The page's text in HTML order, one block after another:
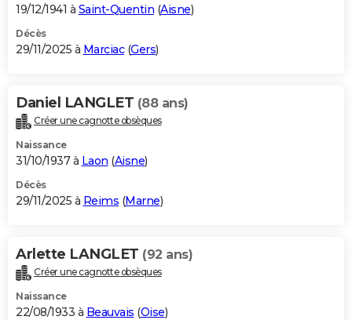
19/12/1941 à Saint-Quentin (Aisne)
Décès
29/11/2025 à Marciac(Gers)
Daniel LANGLET (88 ans)
Créer une cagnotte obsèques
Naissance
31/10/1937 à Laon (Aisne)
Décès
29/11/2025 à Reims (Marne)
Arlette LANGLET (92 ans)
Créer une cagnotte obsèques
Naissance
22/08/1933 à Beauvais (Oise)